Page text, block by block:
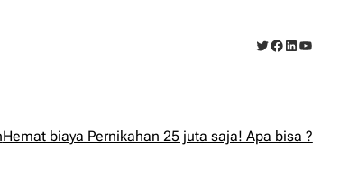
Twitter
Facebook
LinkedIn
Hemat biaya Pernikahan 25 juta saja! Apa bisa ?